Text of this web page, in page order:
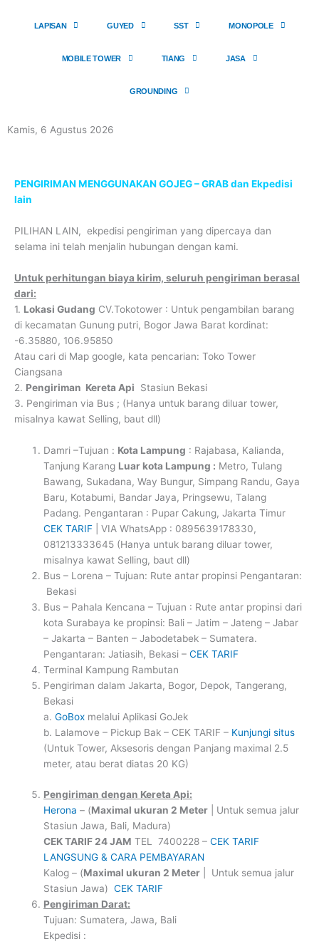
a
-
o
k
LAPISAN GUYED SST MONOPOLE
MOBILE TOWER TIANG JASA
GROUNDING
Kamis, 6 Agustus 2026
PENGIRIMAN MENGGUNAKAN GOJEG – GRAB dan Ekpedisi
lain
PILIHAN LAIN, ekpedisi pengiriman yang dipercaya dan
selama ini telah menjalin hubungan dengan kami.
Untuk perhitungan biaya kirim, seluruh pengiriman berasal
dari:
1. Lokasi Gudang CV.Tokotower : Untuk pengambilan barang
di kecamatan Gunung putri, Bogor Jawa Barat kordinat:
-6.35880, 106.95850
Atau cari di Map google, kata pencarian: Toko Tower
Ciangsana
2. Pengiriman Kereta Api Stasiun Bekasi
3. Pengiriman via Bus ; (Hanya untuk barang diluar tower,
misalnya kawat Selling, baut dll)
Damri –Tujuan : Kota Lampung : Rajabasa, Kalianda,
Tanjung Karang Luar kota Lampung : Metro, Tulang
Bawang, Sukadana, Way Bungur, Simpang Randu, Gaya
Baru, Kotabumi, Bandar Jaya, Pringsewu, Talang
Padang. Pengantaran : Pupar Cakung, Jakarta Timur
CEK TARIF | VIA WhatsApp : 0895639178330,
081213333645 (Hanya untuk barang diluar tower,
misalnya kawat Selling, baut dll)
Bus – Lorena – Tujuan: Rute antar propinsi Pengantaran:
Bekasi
Bus – Pahala Kencana – Tujuan : Rute antar propinsi dari
kota Surabaya ke propinsi: Bali – Jatim – Jateng – Jabar
– Jakarta – Banten – Jabodetabek – Sumatera.
Pengantaran: Jatiasih, Bekasi –CEK TARIF
Terminal Kampung Rambutan
Pengiriman dalam Jakarta, Bogor, Depok, Tangerang,
Bekasi
a.GoBox melalui Aplikasi GoJek
b. Lalamove – Pickup Bak – CEK TARIF – Kunjungi situs
(Untuk Tower, Aksesoris dengan Panjang maximal 2.5
meter, atau berat diatas 20 KG)
Pengiriman dengan Kereta Api:
Herona – (Maximal ukuran 2 Meter | Untuk semua jalur
Stasiun Jawa, Bali, Madura)
CEK TARIF 24 JAM TEL 7400228 –CEK TARIF
LANGSUNG & CARA PEMBAYARAN
Kalog – (Maximal ukuran 2 Meter | Untuk semua jalur
Stasiun Jawa)CEK TARIF
Pengiriman Darat:
Tujuan: Sumatera, Jawa, Bali
Ekpedisi :